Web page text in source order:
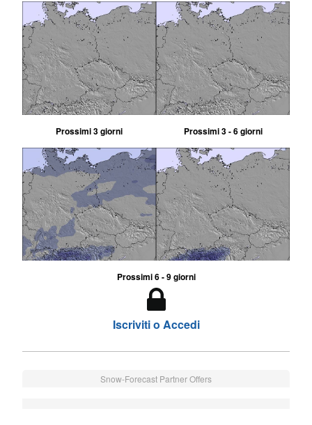
Prossimi 3 giorni Prossimi 3 - 6 giorni
Prossimi 6 - 9 giorni
Iscriviti o Accedi
Snow-Forecast Partner Offers